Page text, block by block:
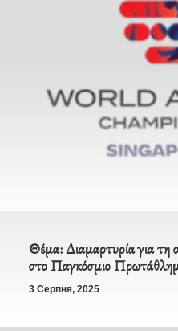
Θέμα: Διαμαρτυρία για
στο Παγκόσμιο
3 Серпня, 2025